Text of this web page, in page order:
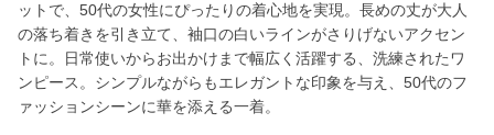
ットで、50代の女性にぴったりの着心地を実現。長めの丈が大人
の落ち着きを引き立て、袖口の白いラインがさりげないアクセン
トに。日常使いからお出かけまで幅広く活躍する、洗練されたワ
ンピース。シンプルながらもエレガントな印象を与え、50代のフ
ァッションシーンに華を添える一着。